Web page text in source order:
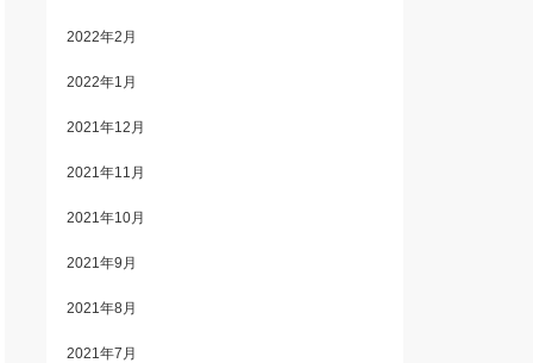
2022年2月
2022年1月
2021年12月
2021年11月
2021年10月
2021年9月
2021年8月
2021年7月